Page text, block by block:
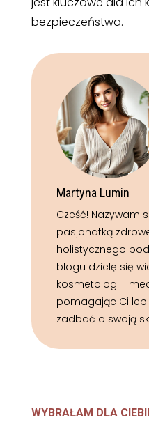
bezpieczeństwa.
Martyna Lumin
Cześć! Nazywam
pasjonatką
holistycznego
blogu dzielę się
kosmetologii i
pomagając Ci
zadbać o swoją
WYBRAŁAM DLA